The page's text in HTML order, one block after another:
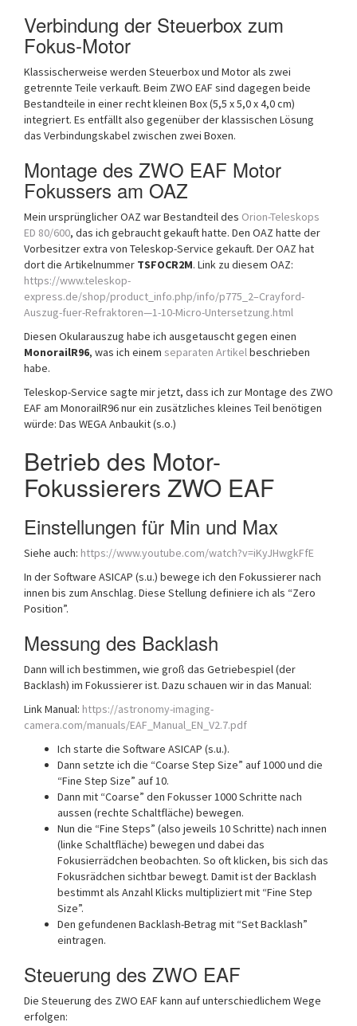
Verbindung der Steuerbox zum
Fokus-Motor
Klassischerweise werden Steuerbox und Motor als zwei
getrennte Teile verkauft. Beim ZWO EAF sind dagegen beide
Bestandteile in einer recht kleinen Box (5,5 x 5,0 x 4,0 cm)
integriert. Es entfällt also gegenüber der klassischen Lösung
das Verbindungskabel zwischen zwei Boxen.
Montage des ZWO EAF Motor
Fokussers am OAZ
Mein ursprünglicher OAZ war Bestandteil des Orion-Teleskops
ED 80/600, das ich gebraucht gekauft hatte. Den OAZ hatte der
Vorbesitzer extra von Teleskop-Service gekauft. Der OAZ hat
dort die Artikelnummer TSFOCR2M. Link zu diesem OAZ:
https://www.teleskop-
express.de/shop/product_info.php/info/p775_2–Crayford-
Auszug-fuer-Refraktoren—1-10-Micro-Untersetzung.html
Diesen Okularauszug habe ich ausgetauscht gegen einen
MonorailR96, was ich einem separaten Artikelbeschrieben
habe.
Teleskop-Service sagte mir jetzt, dass ich zur Montage des ZWO
EAF am MonorailR96 nur ein zusätzliches kleines Teil benötigen
würde: Das WEGA Anbaukit (s.o.)
Betrieb des Motor-
Fokussierers ZWO EAF
Einstellungen für Min und Max
Siehe auch: https://www.youtube.com/watch?v=iKyJHwgkFfE
In der Software ASICAP (s.u.) bewege ich den Fokussierer nach
innen bis zum Anschlag. Diese Stellung definiere ich als “Zero
Position”.
Messung des Backlash
Dann will ich bestimmen, wie groß das Getriebespiel (der
Backlash) im Fokussierer ist. Dazu schauen wir in das Manual:
Link Manual: https://astronomy-imaging-
camera.com/manuals/EAF_Manual_EN_V2.7.pdf
Ich starte die Software ASICAP (s.u.).
Dann setzte ich die “Coarse Step Size” auf 1000 und die
“Fine Step Size” auf 10.
Dann mit “Coarse” den Fokusser 1000 Schritte nach
aussen (rechte Schaltfläche) bewegen.
Nun die “Fine Steps” (also jeweils 10 Schritte) nach innen
(linke Schaltfläche) bewegen und dabei das
Fokusierrädchen beobachten. So oft klicken, bis sich das
Fokusrädchen sichtbar bewegt. Damit ist der Backlash
bestimmt als Anzahl Klicks multipliziert mit “Fine Step
Size”.
Den gefundenen Backlash-Betrag mit “Set Backlash”
eintragen.
Steuerung des ZWO EAF
Die Steuerung des ZWO EAF kann auf unterschiedlichem Wege
erfolgen: